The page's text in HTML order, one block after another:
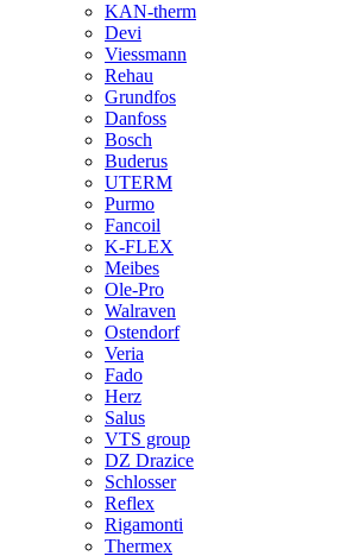
KAN-therm
Devi
Viessmann
Rehau
Grundfos
Danfoss
Bosch
Buderus
UTERM
Purmo
Fancoil
K-FLEX
Meibes
Ole-Pro
Walraven
Ostendorf
Veria
Fado
Herz
Salus
VTS group
DZ Drazice
Schlosser
Reflex
Rigamonti
Thermex